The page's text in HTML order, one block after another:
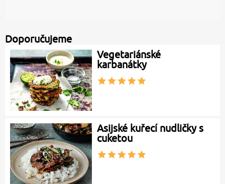
Doporučujeme
Vegetariánské
karbanátky
Asijské kuřecí nudličky s
cuketou